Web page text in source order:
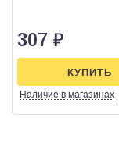
307 ₽
Наличие в магазинах
КУПИТЬ